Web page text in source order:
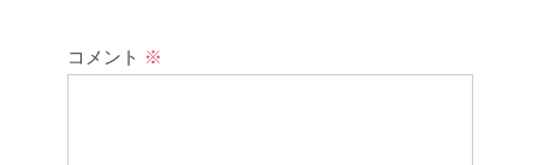
コメント ※